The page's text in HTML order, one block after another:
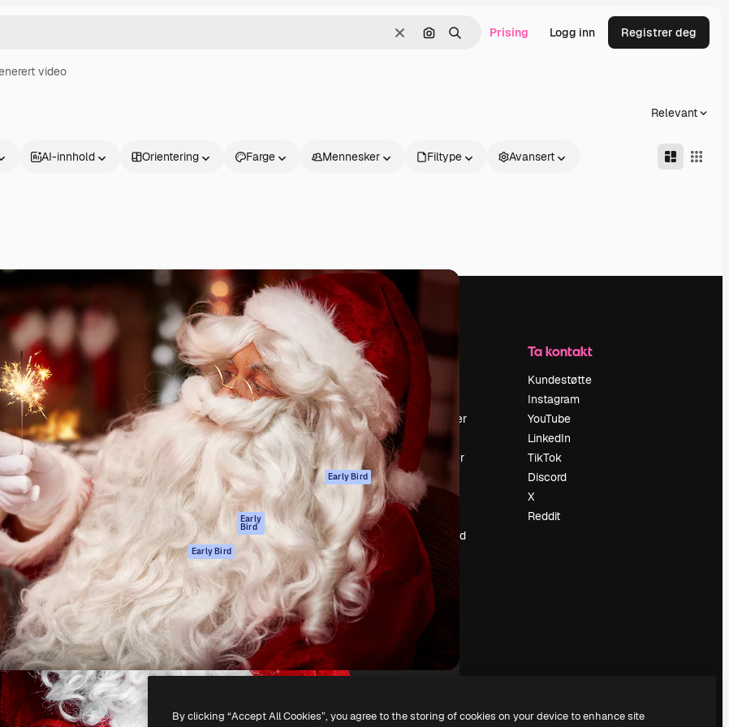
Slett Søk etter bilde
Søk Prising Logg inn Registrer deg
video
Relevant
AI-innhold Orientering Farge Mennesker Filtype Avansert
for å lede ditt
enn 1 million abonnenter
byråer og studioer.
Produkter
Spaces
AI-assistent
AI Image Generator
AI-videogenerator
AI-
stemmegenerator
Arkivinnhold
MCP for
Claude/ChatGPT
Early
Bird
Agenter Early Bird
API
Mobilapp
Alle Magnific-
verktøy
Kom i gang
Academy
Dokumentasjon
Support
Vilkår for bruk
Personvernerklæring
Originaler Early Bird
Retningslinjer for
informasjonskapsler
Tillitssenter
Affiliates
For bedrifter
Selskap
Prising
Om oss
Anmeldelser
Karrierer
Søketrender
Blogg
Hendelser
Slidesgo
Selg innhold
Presserom
Leter etter
magnific.ai
Ta kontakt
Kundestøtte
Instagram
YouTube
LinkedIn
TikTok
Discord
X
Reddit
2026Freepik Company S.L.U. Alle rettigheter forbeholdt.
By clicking “Accept All Cookies”, you agree to the storing of cookies on your device to enhance site